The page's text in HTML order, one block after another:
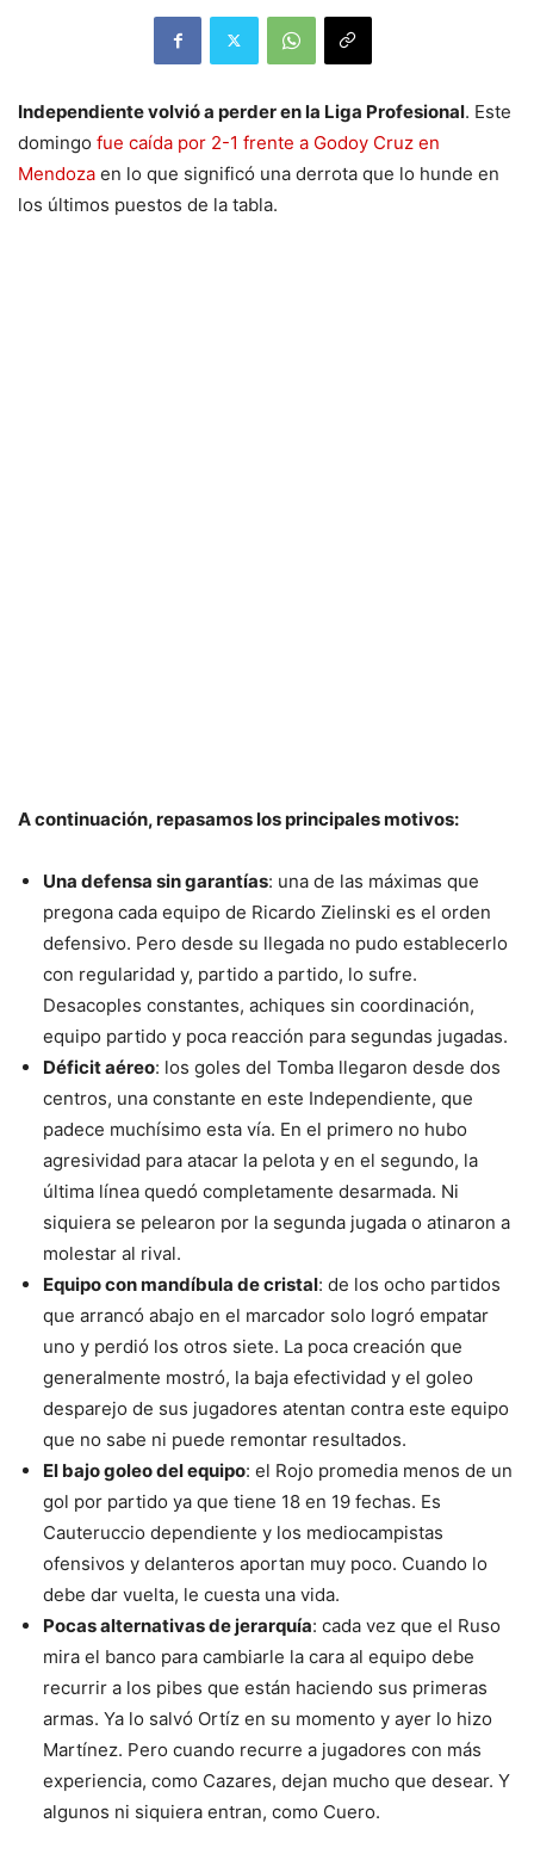
Independiente volvió a perder en la Liga Profesional. Este
domingo fue caída por 2-1 frente a Godoy Cruz en
Mendoza en lo que significó una derrota que lo hunde en
los últimos puestos de la tabla.
A continuación, repasamos los principales motivos:
Una defensa sin garantías: una de las máximas que
pregona cada equipo de Ricardo Zielinski es el orden
defensivo. Pero desde su llegada no pudo establecerlo
con regularidad y, partido a partido, lo sufre.
Desacoples constantes, achiques sin coordinación,
equipo partido y poca reacción para segundas jugadas.
Déficit aéreo: los goles del Tomba llegaron desde dos
centros, una constante en este Independiente, que
padece muchísimo esta vía. En el primero no hubo
agresividad para atacar la pelota y en el segundo, la
última línea quedó completamente desarmada. Ni
siquiera se pelearon por la segunda jugada o atinaron a
molestar al rival.
Equipo con mandíbula de cristal: de los ocho partidos
que arrancó abajo en el marcador solo logró empatar
uno y perdió los otros siete. La poca creación que
generalmente mostró, la baja efectividad y el goleo
desparejo de sus jugadores atentan contra este equipo
que no sabe ni puede remontar resultados.
El bajo goleo del equipo: el Rojo promedia menos de un
gol por partido ya que tiene 18 en 19 fechas. Es
Cauteruccio dependiente y los mediocampistas
ofensivos y delanteros aportan muy poco. Cuando lo
debe dar vuelta, le cuesta una vida.
Pocas alternativas de jerarquía: cada vez que el Ruso
mira el banco para cambiarle la cara al equipo debe
recurrir a los pibes que están haciendo sus primeras
armas. Ya lo salvó Ortíz en su momento y ayer lo hizo
Martínez. Pero cuando recurre a jugadores con más
experiencia, como Cazares, dejan mucho que desear. Y
algunos ni siquiera entran, como Cuero.